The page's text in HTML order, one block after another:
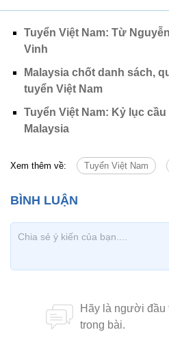
Tuyển Việt Nam: Từ
Vinh
Malaysia chốt danh sách,
tuyển Việt Nam
Tuyển Việt Nam: Kỷ lục
Malaysia
Xem thêm về: Tuyển Việt Nam